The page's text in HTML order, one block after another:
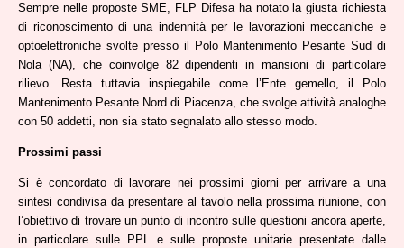
Sempre nelle proposte SME, FLP Difesa ha notato la giusta richiesta
di riconoscimento di una indennità per le lavorazioni meccaniche e
optoelettroniche svolte presso il Polo Mantenimento Pesante Sud di
Nola (NA), che coinvolge 82 dipendenti in mansioni di particolare
rilievo. Resta tuttavia inspiegabile come l’Ente gemello, il Polo
Mantenimento Pesante Nord di Piacenza, che svolge attività analoghe
con 50 addetti, non sia stato segnalato allo stesso modo.
Prossimi passi
Si è concordato di lavorare nei prossimi giorni per arrivare a una
sintesi condivisa da presentare al tavolo nella prossima riunione, con
l’obiettivo di trovare un punto di incontro sulle questioni ancora aperte,
in particolare sulle PPL e sulle proposte unitarie presentate dalle